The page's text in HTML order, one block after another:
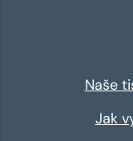
Naše
Jak